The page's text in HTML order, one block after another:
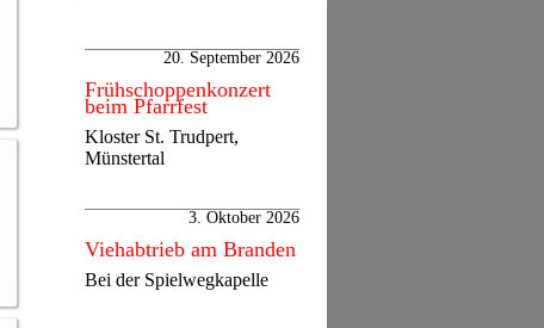
20. September 2026
Frühschoppenkonzert
beim Pfarrfest
Kloster St. Trudpert,
Münstertal
3. Oktober 2026
Viehabtrieb am Branden
Bei der Spielwegkapelle